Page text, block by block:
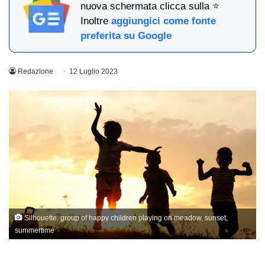
nuova schermata clicca sulla ⭐
Inoltreaggiungici come fonte
preferita su Google
Redazione 12 Luglio 2023
Silhouette, group of happy children playing on meadow, sunset,
summertime